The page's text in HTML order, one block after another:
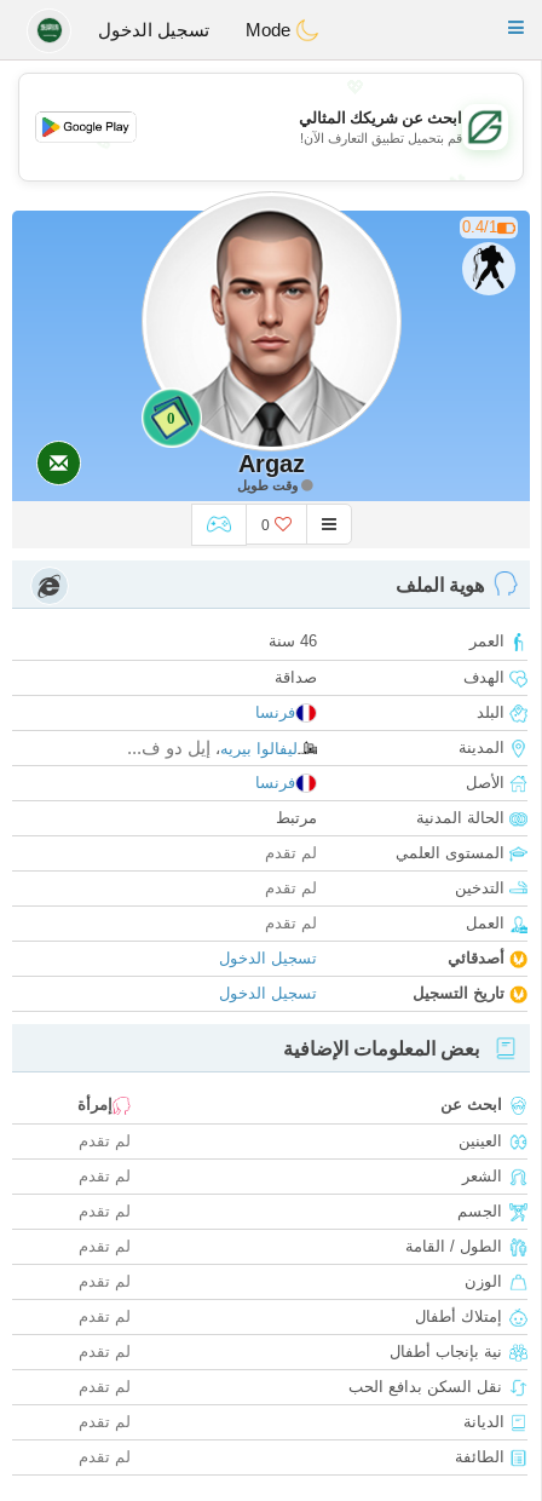
GulfDating
Toggle
تسجيل الدخول
💖
💕
💕
ابحث عن شريكك المثالي
قم بتحميل تطبيق التعارف الآن!
0.4/1
0
Argaz
وقت طويل
0
هوية الملف
العمر
46 سنة
الهدف
صداقة
البلد
فرنسا
المدينة
ليفالوا بيريه، إيل دو ف...
الأصل
فرنسا
الحالة المدنية
مرتبط
المستوى العلمي
لم تقدم
التدخين
لم تقدم
العمل
لم تقدم
أصدقائي
تسجيل الدخول
تاريخ التسجيل
تسجيل الدخول
بعض المعلومات الإضافية
ابحث عن
إمرأة
العينين
لم تقدم
الشعر
لم تقدم
الجسم
لم تقدم
الطول / القامة
لم تقدم
الوزن
لم تقدم
إمتلاك أطفال
لم تقدم
نية بإنجاب أطفال
لم تقدم
نقل السكن بدافع الحب
لم تقدم
الديانة
لم تقدم
الطائفة
لم تقدم